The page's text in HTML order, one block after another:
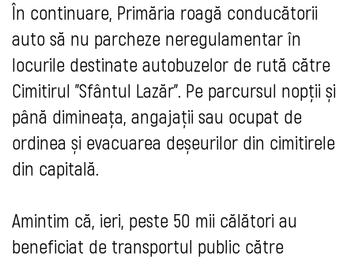
În continuare, Primăria roagă conducătorii
auto să nu parcheze neregulamentar în
locurile destinate autobuzelor de rută către
Cimitirul "Sfântul Lazăr". Pe parcursul nopții și
până dimineața, angajații sau ocupat de
ordinea și evacuarea deșeurilor din cimitirele
din capitală.
Amintim că, ieri, peste 50 mii călători au
beneficiat de transportul public către